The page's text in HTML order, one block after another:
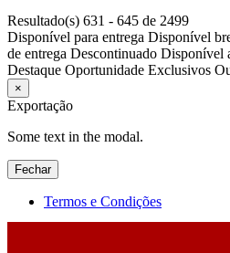
Resultado(s) 631 - 645 de 2499
Disponível para entrega Disponível
de entrega Descontinuado Disponível
Destaque Oportunidade Exclusivos
×
Exportação
Some text in the modal.
Fechar
Termos e Condições